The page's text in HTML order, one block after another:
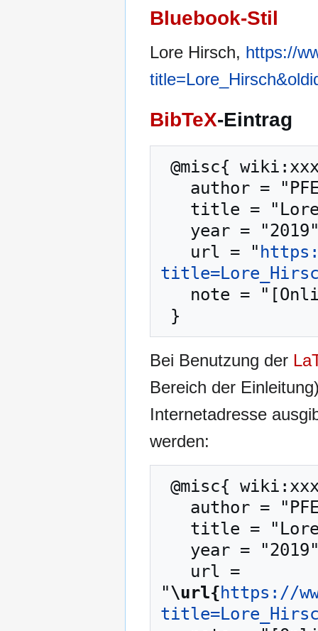
Bluebook-Stil
Lore Hirsch, https://
BibTeX-Eintrag
   url = "
Bei Benutzung der
Bereich der
Internetadresse
werden:
"\url{https://